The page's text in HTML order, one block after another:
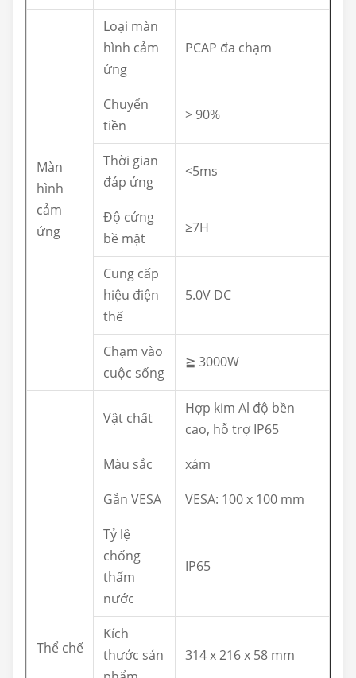
Màn
hình
cảm
ứng
Loại màn
hình cảm
ứng
PCAP đa chạm
Chuyển
tiền
> 90%
Thời gian
đáp ứng
<5ms
Độ cứng
bề mặt
≥7H
Cung cấp
hiệu điện
thế
5.0V DC
Chạm vào
cuộc sống
≧ 3000W
Thể chế
Vật chất
Hợp kim Al độ bền
cao, hỗ trợ IP65
Màu sắc
xám
Gắn VESA
VESA: 100 x 100 mm
Tỷ lệ
chống
thấm
nước
IP65
Kích
thước sản
314 x 216 x 58 mm